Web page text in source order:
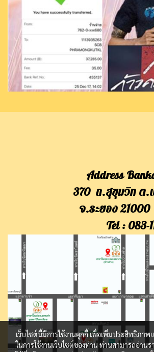
Address
370 ถ.สุขุมวิท ต.เนิน
จ.ระยอง 21000
Tel : 083-
เว็บไซต์นี้มีการใช้งานคุกกี้ เพื่อเพิ่มประสิทธิภา
ในการใช้งานเว็บไซต์ของท่าน ท่านสามารถอ่านร